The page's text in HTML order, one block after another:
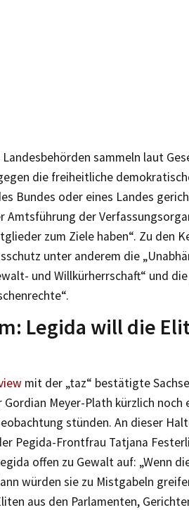
Landesbehörden sammeln laut
die freiheitliche
Bundes oder eines Landes
Amtsführung der
zum Ziele haben“. Zu den
unter anderem die
und Willkürherrschaft“ und
Legida will die
mit der „taz“ bestätigte
Meyer-Plath kürzlich noch
stünden. An dieser
Pegida-Frontfrau Tatjana
offen zu Gewalt auf: „Wenn
würden sie zu Mistgabeln
aus den Parlamenten,